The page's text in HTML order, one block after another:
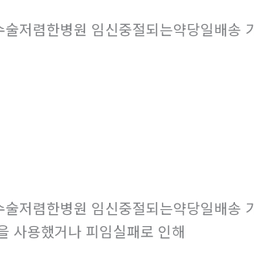
저렴한병원 임신중절되는약당일배송
저렴한병원 임신중절되는약당일배송
사용했거나 피임실패로 인해